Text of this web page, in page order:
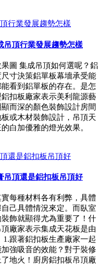
吊頂行業發展趨勢怎樣
圖 集成吊頂如何選呢？鋁
寸決策鋁單板幕墻承受能
看到鋁單板的存在。是怎
扣板廠家表示美利龍源藝
而深的顏色裝飾設計房間
或木材裝飾設計，吊頂天
白加優雅的燈光效果。
吊頂還是鋁扣板吊頂好
每種材料各有利弊，具體
己具體情況來定。而臥室
飾就顯得尤為重要了！什
廠家表示集成天花板是由
跟著鋁扣板生產廠家一起
強吸音的效能？對于裝修
地火！廚房鋁扣板吊頂廠